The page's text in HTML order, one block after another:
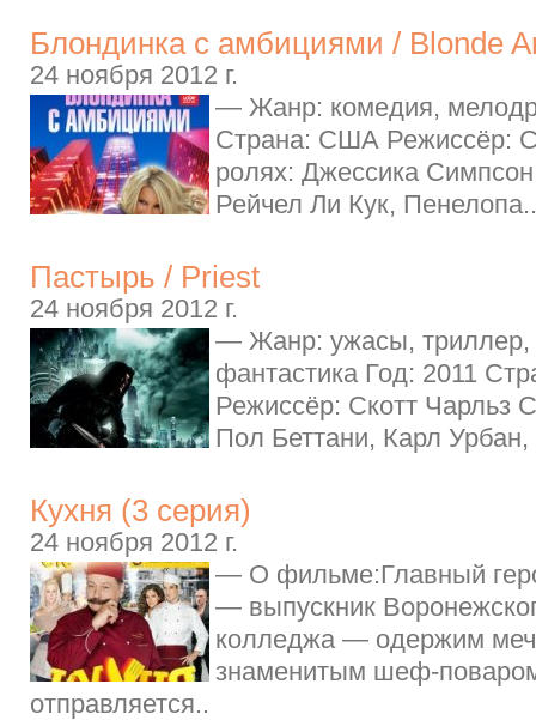
Блондинка с амбициями / Blonde
24 ноября 2012 г.
— Жанр: комедия,
Страна: США Режиссёр:
ролях: Джессика
Рейчел Ли Кук, Пенелопа..
Пастырь / Priest
24 ноября 2012 г.
— Жанр: ужасы, триллер,
фантастика Год: 2011
Режиссёр: Скотт Чарльз
Пол Беттани, Карл
Кухня (3 серия)
24 ноября 2012 г.
— О фильме:Главный
— выпускник
колледжа — одержим
знаменитым шеф-
отправляется..